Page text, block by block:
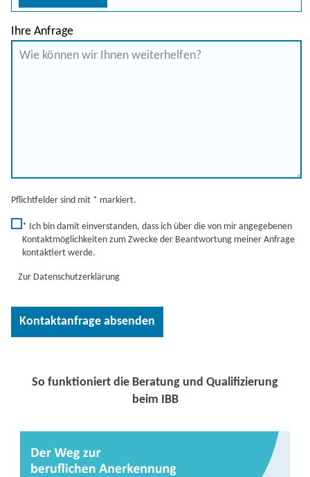
Ihre Anfrage
Pflichtfelder sind mit * markiert.
* Ich bin damit einverstanden, dass ich über die von mir angegebenen
Kontaktmöglichkeiten zum Zwecke der Beantwortung meiner Anfrage
kontaktiert werde.
Zur Datenschutzerklärung
So funktioniert die Beratung und Qualifizierung
beim IBB